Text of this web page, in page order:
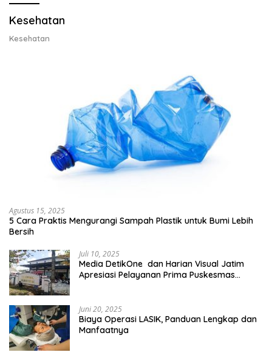
Kesehatan
Kesehatan
Agustus 15, 2025
5 Cara Praktis Mengurangi Sampah Plastik untuk Bumi Lebih
Bersih
Juli 10, 2025
Media DetikOne dan Harian Visual Jatim
Apresiasi Pelayanan Prima Puskesmas
Juni 20, 2025
Biaya Operasi LASIK, Panduan Lengkap dan
Manfaatnya